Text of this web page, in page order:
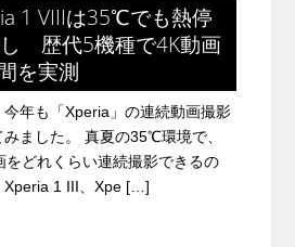
1 VIIIは35℃でも熱停
歴代5機種で4K動画
を実測
年も「Xperia」の連続動画撮影
ました。 真夏の35℃環境で、
をどれくらい連続撮影できるの
Xperia 1 III、Xpe […]